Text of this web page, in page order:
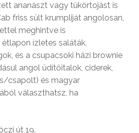
ananászt vagy tükörtojást is
friss sült krumpliját angolosan,
meghintve is
ízletes saláták,
és a csupacsoki házi brownie
angol üdítőitalok, ciderek,
csapolt) és magyar
választhatsz, ha
út 19.